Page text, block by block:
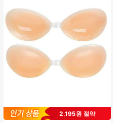
2,195원 절약